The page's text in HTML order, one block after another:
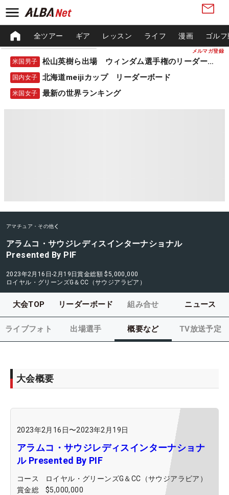
メルマガ登録
全ツアー ギア レッスン ライフ 漫画 ゴル
米国男子 松山英樹ら出場 ウィンダム選手権のリーダーボード
国内女子 北海道meijiカップ リーダーボード
米国女子 最新の世界ランキング
アマチュア・その他
アラムコ・サウジレディスインターナショナル
Presented By PIF
2023年2月16日-2月19日賞金総額 $5,000,000
ロイヤル・グリーンズG＆CC（サウジアラビア）
大会TOP リーダーボード 組み合せ ニュース
ライブフォト 出場選手 概要など TV放送予定
大会概要
2023年2月16日〜2023年2月19日
アラムコ・サウジレディスインターナショナ
ル Presented By PIF
コース
ロイヤル・グリーンズG＆CC（サウジアラビア）
賞金総
$5,000,000